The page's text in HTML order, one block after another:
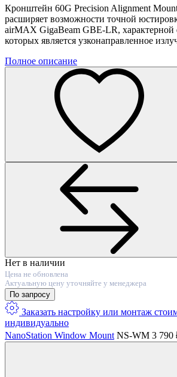
Кронштейн 60G Precision Alignment
расширяет возможности точной
airMAX GigaBeam GBE-LR, характерной
которых является узконаправленное
Полное описание
Нет в наличии
Цена не обновлена
Актуальную цену уточняйте у менеджера
По запросу
Заказать настройку или монтаж
индивидуально
NanoStation Window Mount NS-WM 3 790